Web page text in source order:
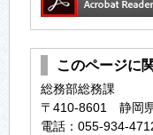
このページに
総務部総務課
〒410-8601 静岡
電話：055-934-